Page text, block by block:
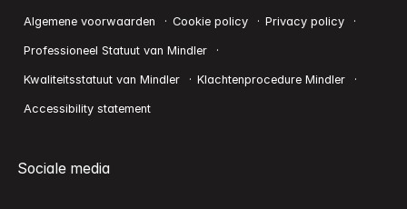
Algemene voorwaarden Cookie policy Privacy policy
Professioneel Statuut van Mindler
Kwaliteitsstatuut van Mindler Klachtenprocedure Mindler
Accessibility statement
Sociale media